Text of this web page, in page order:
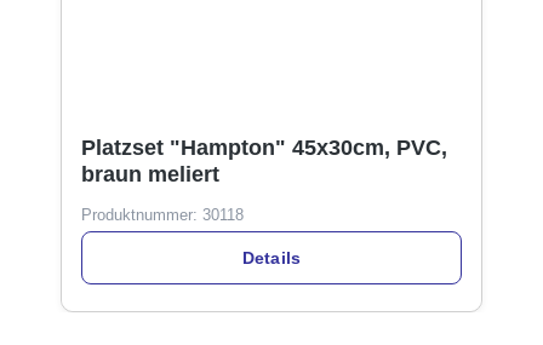
Platzset "Hampton" 45x30cm, PVC,
braun meliert
Produktnummer: 30118
Details